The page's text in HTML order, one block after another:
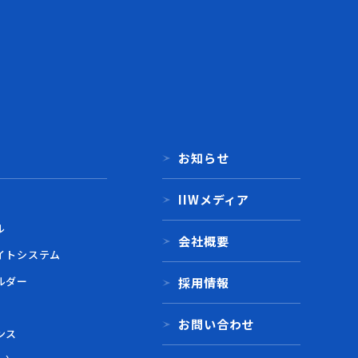
トシステム
ダー
ス
お知らせ
IIWメディア
会社概要
採用情報
お問い合わせ